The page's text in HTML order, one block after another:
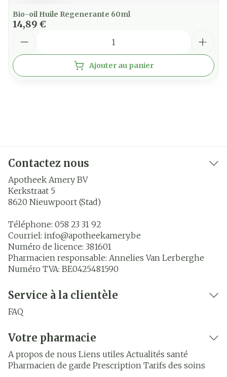
Bio-oil Huile Regenerante 60ml
14,89 €
Ajouter au panier
Contactez nous
Apotheek Amery BV
Kerkstraat 5
8620 Nieuwpoort (Stad)
Téléphone: 058 23 31 92
Courriel: info@apotheekamery.be
Numéro de licence: 381601
Pharmacien responsable: Annelies Van Lerberghe
Numéro TVA: BE0425481590
Service à la clientèle
FAQ
Votre pharmacie
A propos de nous Liens utiles Actualités santé
Pharmacien de garde Prescription Tarifs des soins